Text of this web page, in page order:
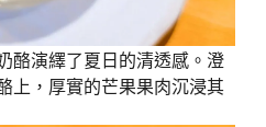
酪演繹了夏日的清透感。澄
上，厚實的芒果果肉沉浸其